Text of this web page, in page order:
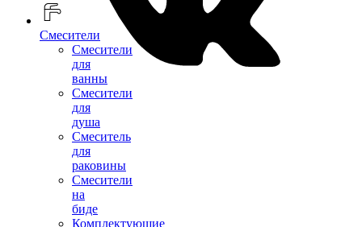
Смесители
Смесители
для
ванны
Смесители
для
душа
Смеситель
для
раковины
Смесители
на
биде
Комплектующие